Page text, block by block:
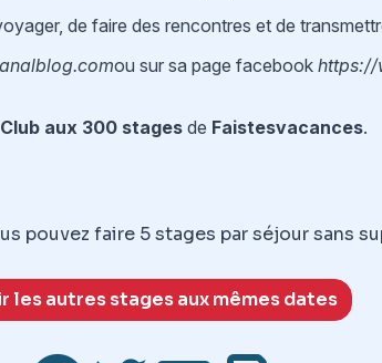
de faire des rencontres et de
ou sur sa page facebook https://
aux 300 stagesde Faistesvacances.
pouvez faire 5 stages par séjour sans
les autres stages aux mêmes dates